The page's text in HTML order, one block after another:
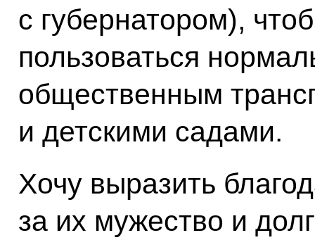
с губернатором),
пользоваться
общественным
и детскими садами.
Хочу выразить
за их мужество и